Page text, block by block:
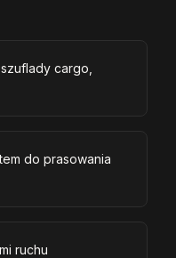
cargo,
do prasowania
ruchu